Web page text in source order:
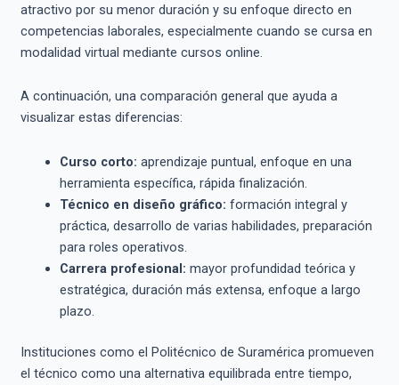
atractivo por su menor duración y su enfoque directo en
competencias laborales, especialmente cuando se cursa en
modalidad virtual mediante cursos online.
A continuación, una comparación general que ayuda a
visualizar estas diferencias:
Curso corto: aprendizaje puntual, enfoque en una
herramienta específica, rápida finalización.
Técnico en diseño gráfico: formación integral y
práctica, desarrollo de varias habilidades, preparación
para roles operativos.
Carrera profesional: mayor profundidad teórica y
estratégica, duración más extensa, enfoque a largo
plazo.
Instituciones como el Politécnico de Suramérica promueven
el técnico como una alternativa equilibrada entre tiempo,